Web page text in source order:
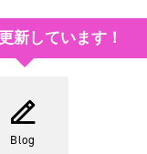
新しています！
Blog